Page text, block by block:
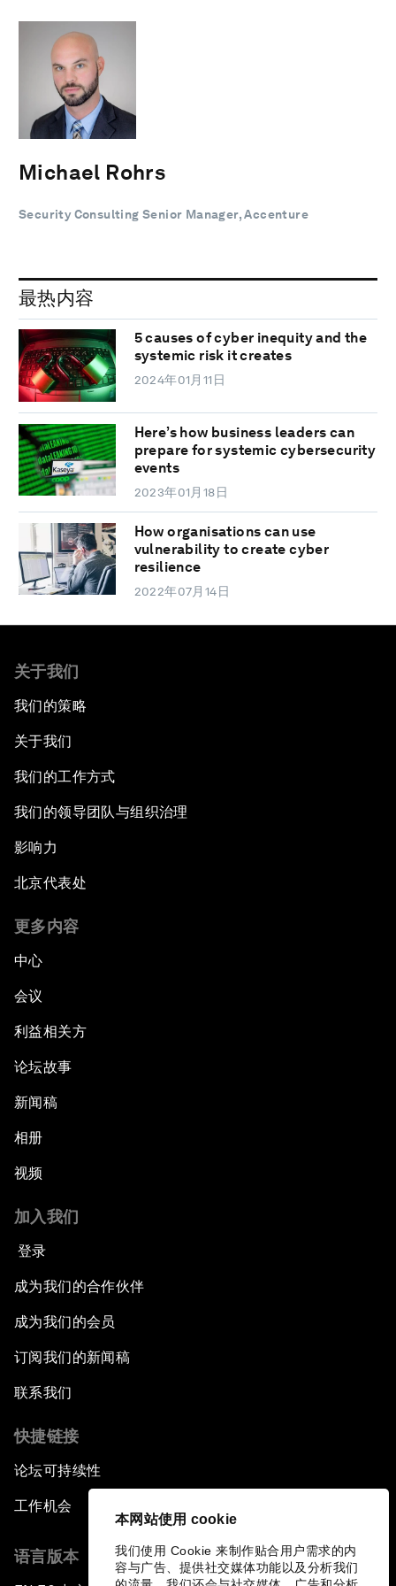
本网站使用 cookie
我们使用 Cookie 来制作贴合用户需求的内
容与广告、提供社交媒体功能以及分析我们
Michael Rohrs
Security Consulting Senior Manager, Accenture
最热内容
5 causes of cyber inequity and the
systemic risk it creates
2024年01月11日
Here’s how business leaders can
prepare for systemic cybersecurity
events
2023年01月18日
How organisations can use
vulnerability to create cyber
resilience
2022年07月14日
关于我们
我们的策略
关于我们
我们的工作方式
我们的领导团队与组织治理
影响力
北京代表处
更多内容
中心
会议
利益相关方
论坛故事
新闻稿
相册
视频
加入我们
登录
成为我们的合作伙伴
成为我们的会员
订阅我们的新闻稿
联系我们
快捷链接
论坛可持续性
工作机会
语言版本